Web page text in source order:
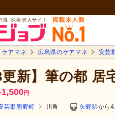
護･医療求人サイト
ケアマネ 広島県のケアマネ 安芸
更新】筆の都 居
1,500円
芸郡熊野町 川角 矢野駅から